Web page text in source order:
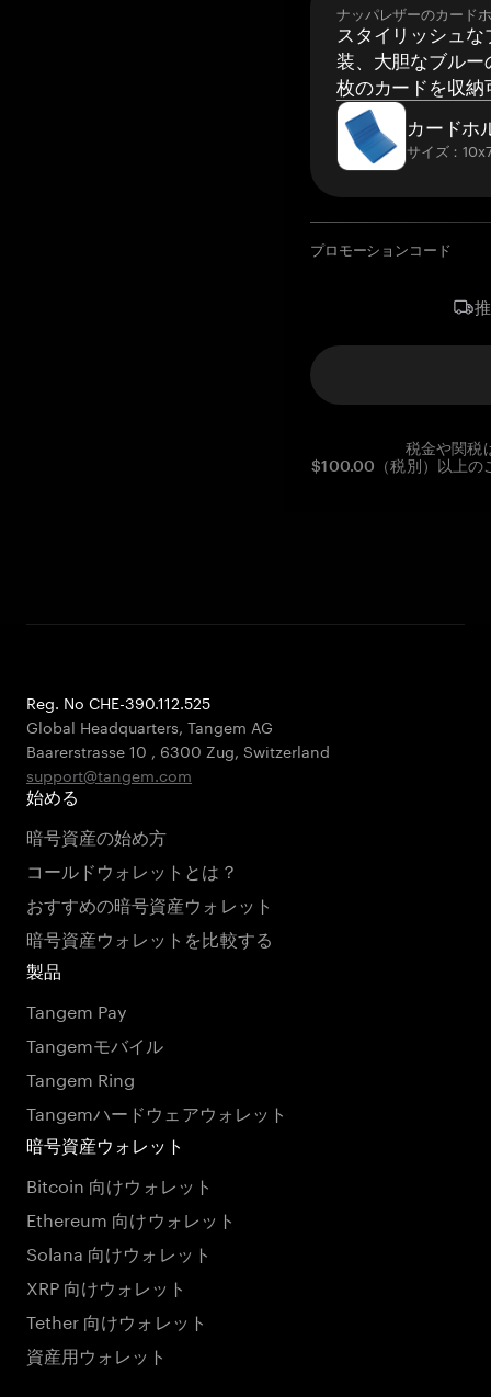
ナッパレザーのカード
スタイリッシュ
装、大胆なブルー
枚のカードを収納
カードホ
サイズ：
プロモーションコード
税金や関税
$100.00（税別）以上の
Reg. No CHE-390.112.525
Global Headquarters, Tangem AG
Baarerstrasse 10 , 6300 Zug, Switzerland
support@tangem.com
始める
暗号資産の始め方
コールドウォレットとは？
おすすめの暗号資産ウォレット
暗号資産ウォレットを比較する
製品
Tangem Pay
Tangemモバイル
Tangem Ring
Tangemハードウェアウォレット
暗号資産ウォレット
Bitcoin 向けウォレット
Ethereum 向けウォレット
Solana 向けウォレット
XRP 向けウォレット
Tether 向けウォレット
資産用ウォレット